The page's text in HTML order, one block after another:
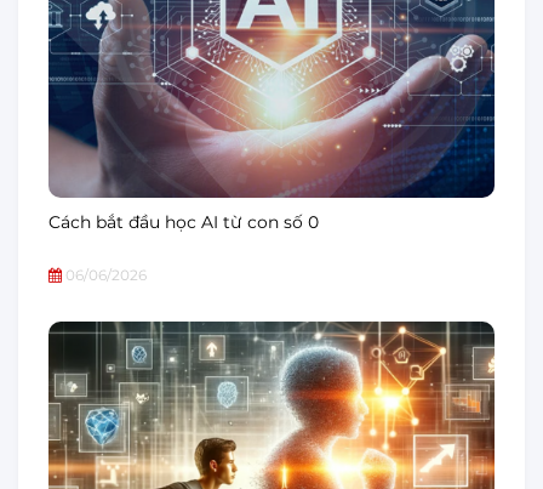
Cách bắt đầu học AI từ con số 0
06/06/2026